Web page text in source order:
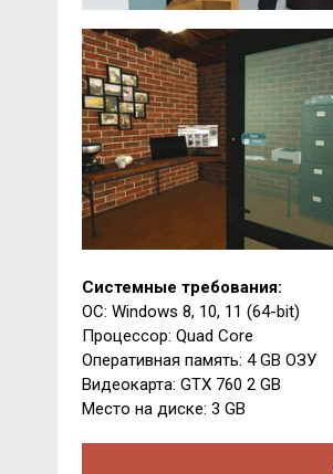
Системные требования:
ОС: Windows 8, 10, 11 (64-bit)
Процессор: Quad Core
Оперативная память: 4 GB ОЗУ
Видеокарта: GTX 760 2 GB
Место на диске: 3 GB